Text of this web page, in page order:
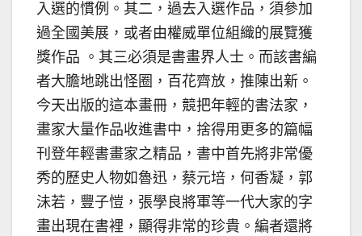
入選的慣例。其二，過去入選作品，須參加
過全國美展，或者由權威單位組織的展覽獲
獎作品 。其三必須是書畫界人士。而該書編
者大膽地跳出怪圈，百花齊放，推陳出新。
今天出版的這本畫冊，競把年輕的書法家，
畫家大量作品收進書中，捨得用更多的篇幅
刊登年輕書畫家之精品，書中首先將非常優
秀的歷史人物如魯迅，蔡元培，何香凝，郭
沬若，豐子愷，張學良將軍等一代大家的字
畫出現在書裡，顯得非常的珍貴。編者還將